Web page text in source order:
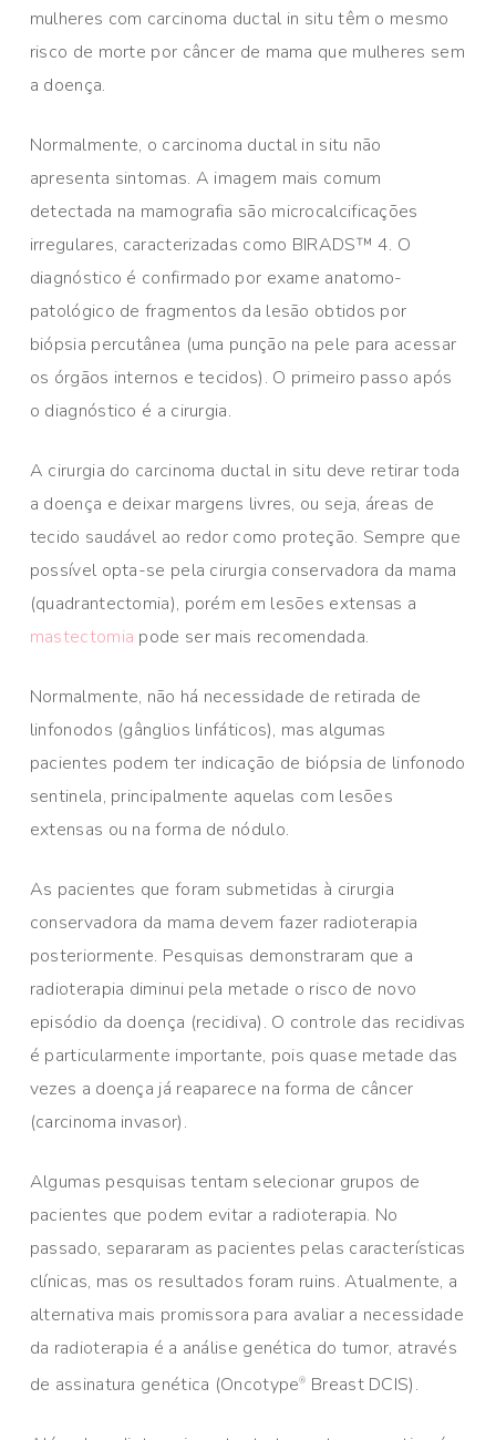
mulheres com carcinoma ductal in situ têm o mesmo
risco de morte por câncer de mama que mulheres sem
a doença.
Normalmente, o carcinoma ductal in situ não
apresenta sintomas. A imagem mais comum
detectada na mamografia são microcalcificações
irregulares, caracterizadas como BIRADS™ 4. O
diagnóstico é confirmado por exame anatomo-
patológico de fragmentos da lesão obtidos por
biópsia percutânea (uma punção na pele para acessar
os órgãos internos e tecidos). O primeiro passo após
o diagnóstico é a cirurgia.
A cirurgia do carcinoma ductal in situ deve retirar toda
a doença e deixar margens livres, ou seja, áreas de
tecido saudável ao redor como proteção. Sempre que
possível opta-se pela cirurgia conservadora da mama
(quadrantectomia), porém em lesões extensas a
mastectomia pode ser mais recomendada.
Normalmente, não há necessidade de retirada de
linfonodos (gânglios linfáticos), mas algumas
pacientes podem ter indicação de biópsia de linfonodo
sentinela, principalmente aquelas com lesões
extensas ou na forma de nódulo.
As pacientes que foram submetidas à cirurgia
conservadora da mama devem fazer radioterapia
posteriormente. Pesquisas demonstraram que a
radioterapia diminui pela metade o risco de novo
episódio da doença (recidiva). O controle das recidivas
é particularmente importante, pois quase metade das
vezes a doença já reaparece na forma de câncer
(carcinoma invasor).
Algumas pesquisas tentam selecionar grupos de
pacientes que podem evitar a radioterapia. No
passado, separaram as pacientes pelas características
clínicas, mas os resultados foram ruins. Atualmente, a
alternativa mais promissora para avaliar a necessidade
da radioterapia é a análise genética do tumor, através
de assinatura genética (Oncotype® Breast DCIS).